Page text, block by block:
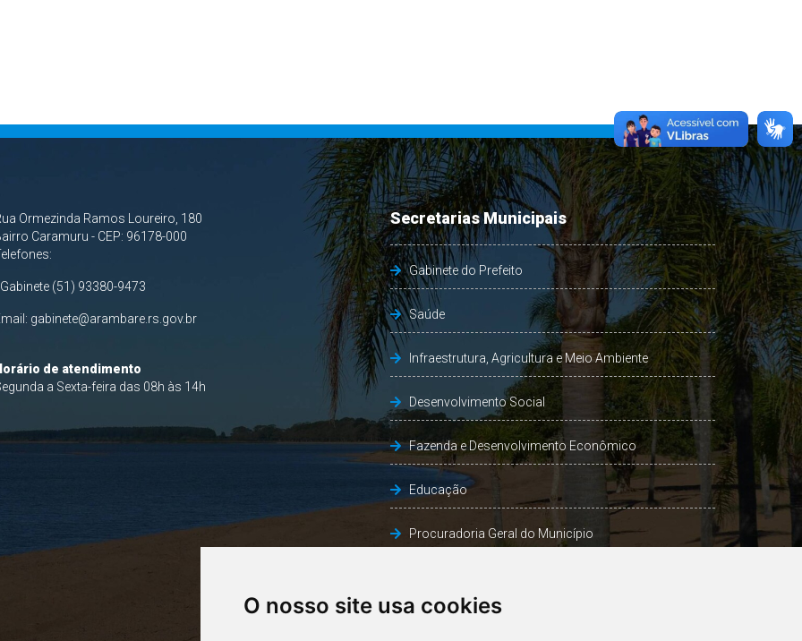
O nosso site usa cookies
Ormezinda Ramos Loureiro, 180
Caramuru - CEP: 96178-000
(51) 93380-9473
gabinete@arambare.rs.gov.br
de atendimento
a Sexta-feira das 08h às 14h
Secretarias Municipais
Gabinete do Prefeito
Saúde
Infraestrutura, Agricultura e Meio Ambiente
Desenvolvimento Social
Fazenda e Desenvolvimento Econômico
Educação
Procuradoria Geral do Município